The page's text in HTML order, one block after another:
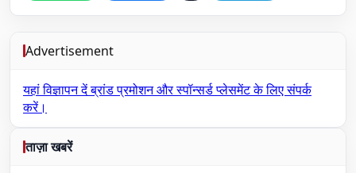
Advertisement
यहां विज्ञापन देंब्रांड प्रमोशन और स्पॉन्सर्ड प्लेसमेंट के लिए संपर्क
करें।
ताज़ा खबरें